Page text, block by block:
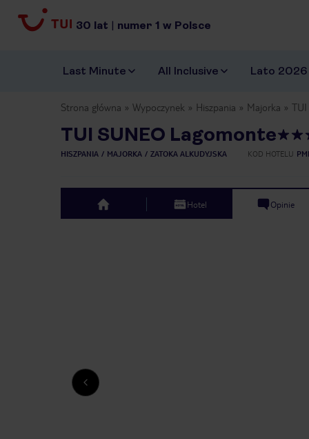
30 lat | numer 1 w Polsce
Last Minute All Inclusive Lato 2026
Strona główna Wypoczynek Hiszpania Majorka
TUI SUNEO Lagomonte
HISZPANIA MAJORKA ZATOKA ALKUDYJSKA KOD HOTELU
top Hotel Opinie
Previous slide